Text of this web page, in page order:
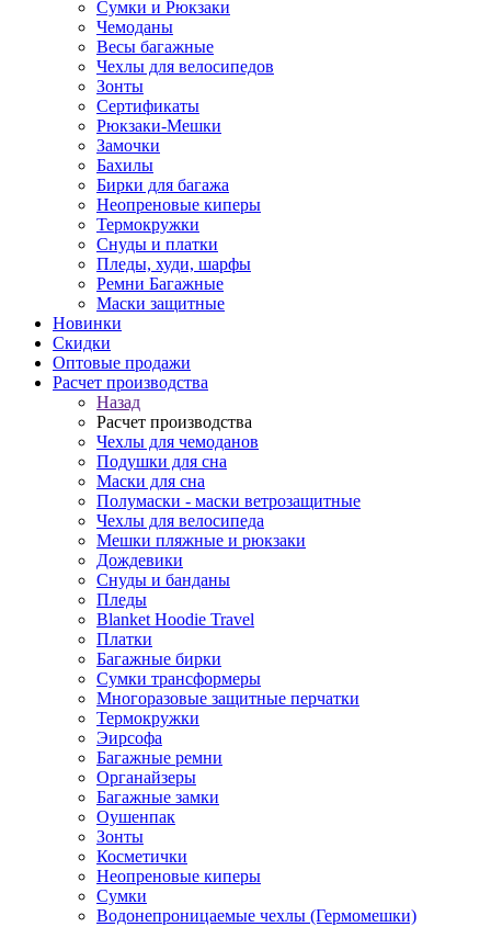
Сумки и Рюкзаки
Чемоданы
Весы багажные
Чехлы для велосипедов
Зонты
Сертификаты
Рюкзаки-Мешки
Замочки
Бахилы
Бирки для багажа
Неопреновые киперы
Термокружки
Снуды и платки
Пледы, худи, шарфы
Ремни Багажные
Маски защитные
Новинки
Скидки
Оптовые продажи
Расчет производства
Назад
Расчет производства
Чехлы для чемоданов
Подушки для сна
Маски для сна
Полумаски - маски ветрозащитные
Чехлы для велосипеда
Мешки пляжные и рюкзаки
Дождевики
Снуды и банданы
Пледы
Blanket Hoodie Travel
Платки
Багажные бирки
Сумки трансформеры
Многоразовые защитные перчатки
Термокружки
Эирсофа
Багажные ремни
Органайзеры
Багажные замки
Оушенпак
Зонты
Косметички
Неопреновые киперы
Сумки
Водонепроницаемые чехлы (Гермомешки)